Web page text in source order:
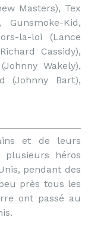
Masters), Tex
Gunsmoke-Kid,
la-loi (Lance
Cassidy),
Wakely),
(Johnny Bart),
et de leurs
plusieurs héros
pendant des
près tous les
ont passé au